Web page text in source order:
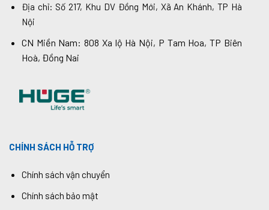
Địa chỉ: Số 217, Khu DV Đồng Mới, Xã An Khánh, TP Hà
Nội
CN Miền Nam: 808 Xa lộ Hà Nội, P Tam Hoa, TP Biên
Hoà, Đồng Nai
CHÍNH SÁCH HỖ TRỢ
Chính sách vận chuyển
Chính sách bảo mật